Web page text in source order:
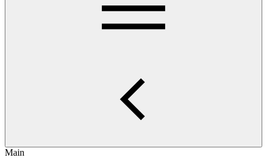
Main